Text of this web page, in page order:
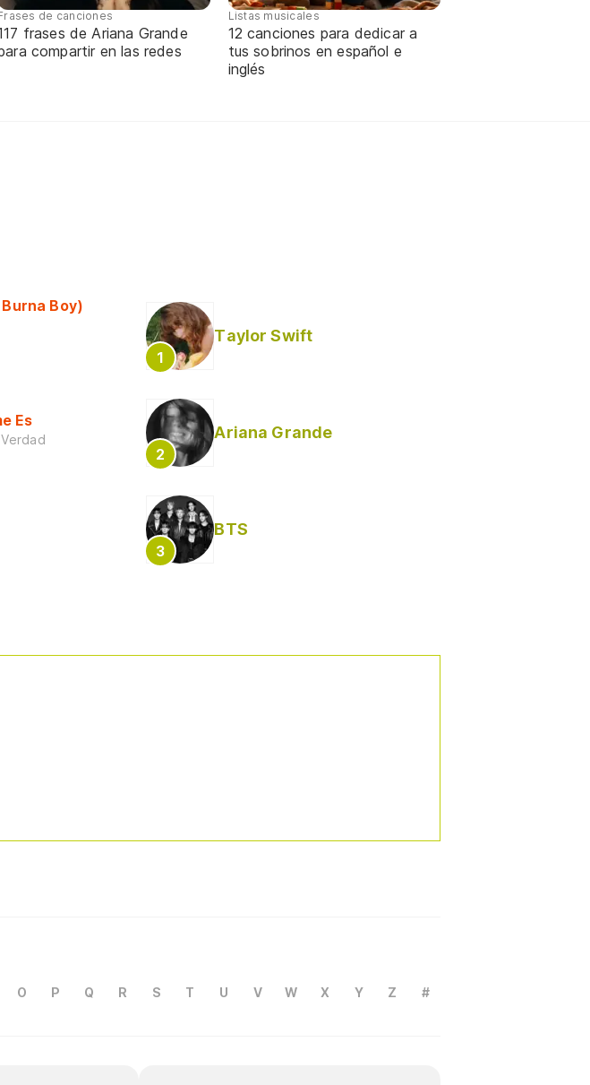
de canciones
frases de Ariana Grande
compartir en las redes
Listas musicales
12 canciones para dedicar a
tus sobrinos en español e
inglés
Boy)
Es
Taylor Swift
Ariana Grande
BTS
O P Q R S T U V W X Y Z #